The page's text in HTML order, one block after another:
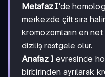
Metafaz I'de
merkezde çift sıra
kromozomların en
diziliş rastgele olur.
Anafaz I evresinde
birbirinden ayrılarak